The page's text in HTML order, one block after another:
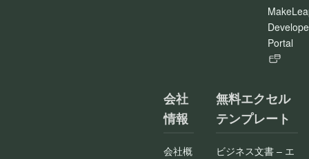
Portal
会社
情報
会社概
無料エクセル
テンプレート
ビジネス文書 – エ